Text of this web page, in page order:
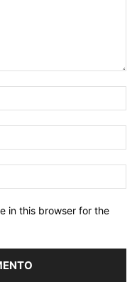
in this browser for the